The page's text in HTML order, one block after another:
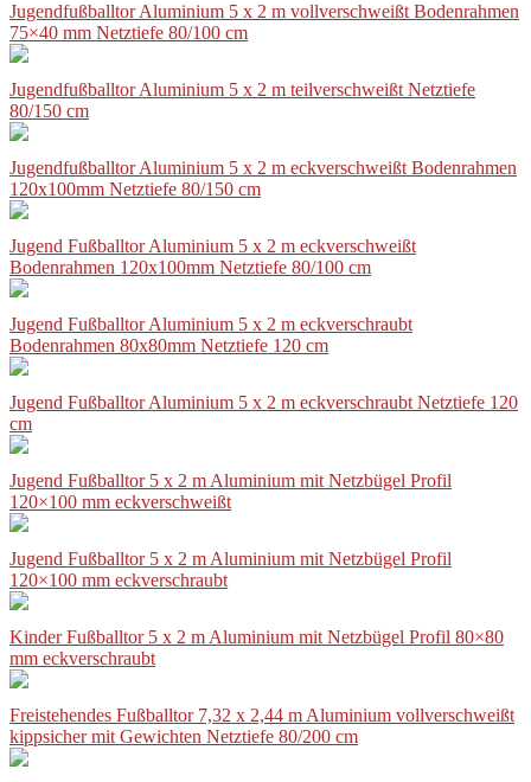
Jugendfußballtor Aluminium 5 x 2 m vollverschweißt Bodenrahmen
75×40 mm Netztiefe 80/100 cm
Jugendfußballtor Aluminium 5 x 2 m teilverschweißt Netztiefe
80/150 cm
Jugendfußballtor Aluminium 5 x 2 m eckverschweißt Bodenrahmen
120x100mm Netztiefe 80/150 cm
Jugend Fußballtor Aluminium 5 x 2 m eckverschweißt
Bodenrahmen 120x100mm Netztiefe 80/100 cm
Jugend Fußballtor Aluminium 5 x 2 m eckverschraubt
Bodenrahmen 80x80mm Netztiefe 120 cm
Jugend Fußballtor Aluminium 5 x 2 m eckverschraubt Netztiefe 120
cm
Jugend Fußballtor 5 x 2 m Aluminium mit Netzbügel Profil
120×100 mm eckverschweißt
Jugend Fußballtor 5 x 2 m Aluminium mit Netzbügel Profil
120×100 mm eckverschraubt
Kinder Fußballtor 5 x 2 m Aluminium mit Netzbügel Profil 80×80
mm eckverschraubt
Freistehendes Fußballtor 7,32 x 2,44 m Aluminium vollverschweißt
kippsicher mit Gewichten Netztiefe 80/200 cm